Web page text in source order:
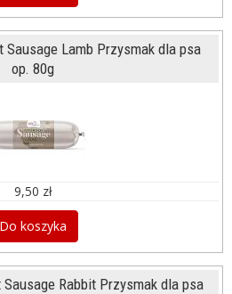
Lamb Przysmak dla psa
op. 80g
9,50 zł
Do koszyka
Rabbit Przysmak dla psa